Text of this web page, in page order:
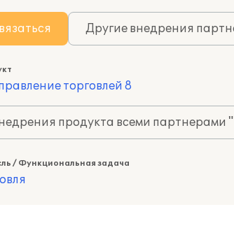
Другие внедрения
торговлей 8
продукта всеми партнерами
/ Функциональная задача